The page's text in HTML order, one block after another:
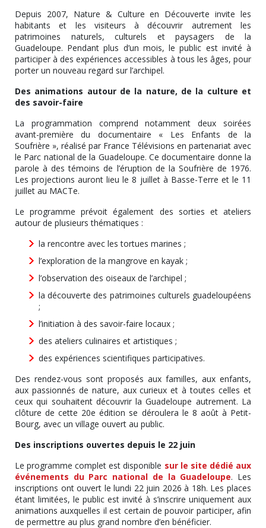
Depuis 2007, Nature & Culture en Découverte invite les
habitants et les visiteurs à découvrir autrement les
patrimoines naturels, culturels et paysagers de la
Guadeloupe. Pendant plus d’un mois, le public est invité à
participer à des expériences accessibles à tous les âges, pour
porter un nouveau regard sur l’archipel.
Des animations autour de la nature, de la culture et
des savoir-faire
La programmation comprend notamment deux soirées
avant-première du documentaire « Les Enfants de la
Soufrière », réalisé par France Télévisions en partenariat avec
le Parc national de la Guadeloupe. Ce documentaire donne la
parole à des témoins de l’éruption de la Soufrière de 1976.
Les projections auront lieu le 8 juillet à Basse-Terre et le 11
juillet au MACTe.
Le programme prévoit également des sorties et ateliers
autour de plusieurs thématiques :
la rencontre avec les tortues marines ;
l’exploration de la mangrove en kayak ;
l’observation des oiseaux de l’archipel ;
la découverte des patrimoines culturels guadeloupéens
;
l’initiation à des savoir-faire locaux ;
des ateliers culinaires et artistiques ;
des expériences scientifiques participatives.
Des rendez-vous sont proposés aux familles, aux enfants,
aux passionnés de nature, aux curieux et à toutes celles et
ceux qui souhaitent découvrir la Guadeloupe autrement. La
clôture de cette 20e édition se déroulera le 8 août à Petit-
Bourg, avec un village ouvert au public.
Des inscriptions ouvertes depuis le 22 juin
Le programme complet est disponible sur le site dédié aux
événements du Parc national de la Guadeloupe. Les
inscriptions ont ouvert le lundi 22 juin 2026 à 18h. Les places
étant limitées, le public est invité à s’inscrire uniquement aux
animations auxquelles il est certain de pouvoir participer, afin
de permettre au plus grand nombre d’en bénéficier.